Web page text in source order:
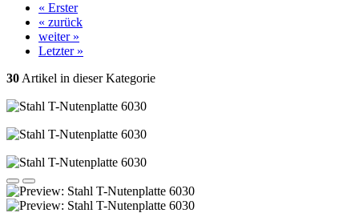
« Erster
« zurück
weiter »
Letzter »
30 Artikel in dieser Kategorie